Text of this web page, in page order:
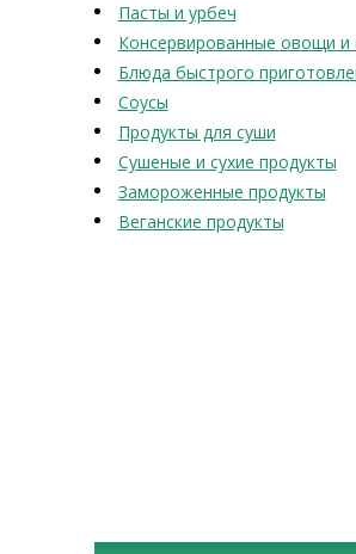
Пасты и урбеч
Консервированные овощи и
Блюда быстрого
Соусы
Продукты для суши
Сушеные и сухие продукты
Замороженные продукты
Веганские продукты